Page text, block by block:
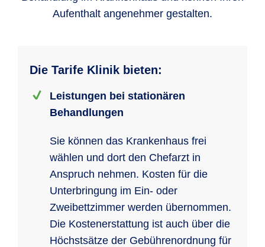
Aufenthalt angenehmer gestalten.
Die Tarife Klinik bieten:
Leistungen bei stationären
Behandlungen
Sie können das Krankenhaus frei
wählen und dort den Chefarzt in
Anspruch nehmen. Kosten für die
Unterbringung im Ein- oder
Zweibettzimmer werden übernommen.
Die Kostenerstattung ist auch über die
Höchstsätze der Gebührenordnung für